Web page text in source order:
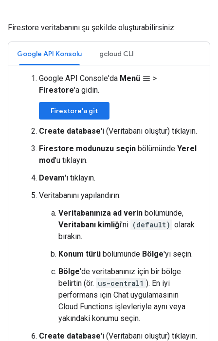
Firestore veritabanını şu şekilde oluşturabilirsiniz:
Google API Konsolu gcloud CLI
Google API Console'da Menü menu >
Firestore'a gidin.
Firestore'a git
Create database'i (Veritabanı oluştur) tıklayın.
Firestore modunuzu seçin bölümünde Yerel
mod'u tıklayın.
Devam'ı tıklayın.
Veritabanını yapılandırın:
Veritabanınıza ad verin bölümünde,
Veritabanı kimliği'ni (default) olarak
bırakın.
Konum türü bölümünde Bölge'yi seçin.
Bölge'de veritabanınız için bir bölge
belirtin (ör. us-central1 ). En iyi
performans için Chat uygulamasının
Cloud Functions işlevleriyle aynı veya
yakındaki konumu seçin.
Create database'i (Veritabanı oluştur) tıklayın.